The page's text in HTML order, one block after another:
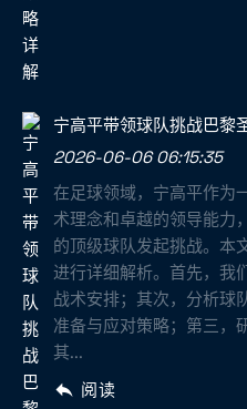
宁高平带领球队挑战巴黎
2026-06-06 06:15:35
在足球领域，宁高平作为
术理念和卓越的领导能力
的顶级球队发起挑战。本
进行详细解析。首先，我
战术安排；其次，分析球
准备与应对策略；第三，
其...
阅读